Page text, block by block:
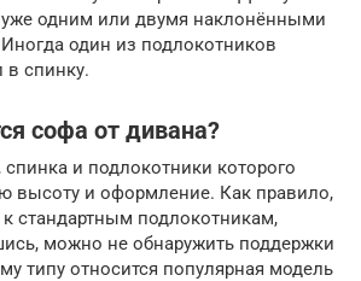
одним или двумя наклонёнными
один из подлокотников
в спинку.
софа от дивана?
и подлокотники которого
высоту и оформление. Как правило,
стандартным подлокотникам,
можно не обнаружить поддержки
типу относится популярная модель